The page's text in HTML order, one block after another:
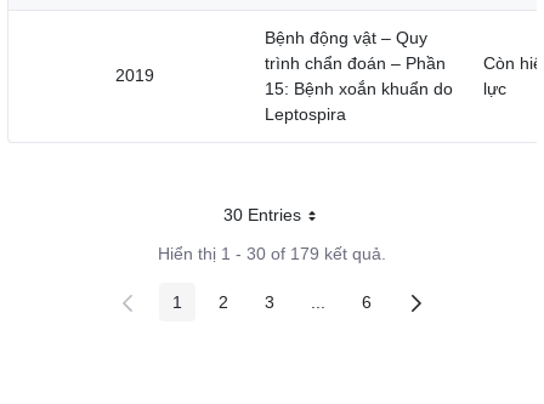
2019
Bệnh động vật – Quy
trình chẩn đoán – Phần
15: Bệnh xoắn khuẩn do
Leptospira
Còn
lực
30 EntriesMỗi trang
Hiển thị 1 - 30 of 179 kết quả.
Các trang trên cổng
1 Các trang trên cổng
2 Các trang trên cổng
3 Các trang trung gian
Các trang trên cổng
6